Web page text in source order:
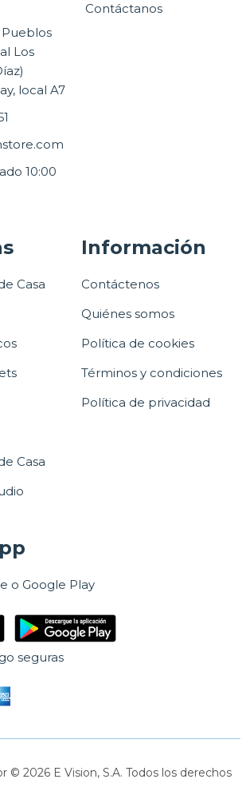
Pueblos
Los
local A7
10:00
Contáctanos
Casa
Casa
Información
Contáctenos
Quiénes somos
Política de cookies
Términos y condiciones
Política de privacidad
o Google Play
seguras
© 2026 E Vision, S.A. Todos los derechos